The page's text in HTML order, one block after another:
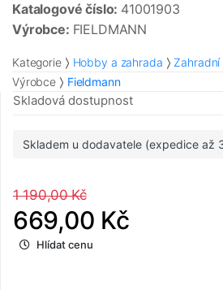
Katalogové číslo: 41001903
Výrobce: FIELDMANN
Kategorie Hobby a zahrada Zahradní
Výrobce
Fieldmann
Skladová dostupnost
Skladem u dodavatele (expedice až
1 190,00 Kč
669,00 Kč
Hlídat cenu